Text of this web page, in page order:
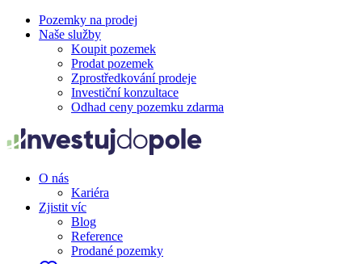
Pozemky na prodej
Naše služby
Koupit pozemek
Prodat pozemek
Zprostředkování prodeje
Investiční konzultace
Odhad ceny pozemku zdarma
O nás
Kariéra
Zjistit víc
Blog
Reference
Prodané pozemky